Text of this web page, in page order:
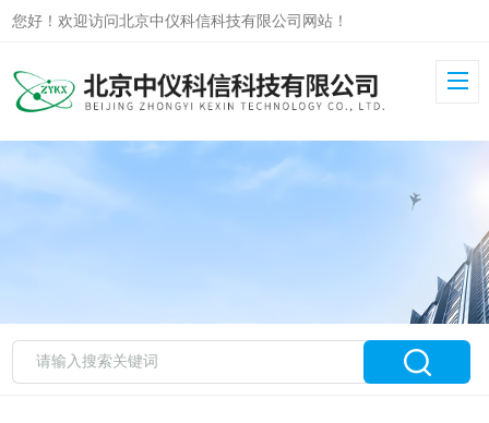
您好！欢迎访问北京中仪科信科技有限公司网站！